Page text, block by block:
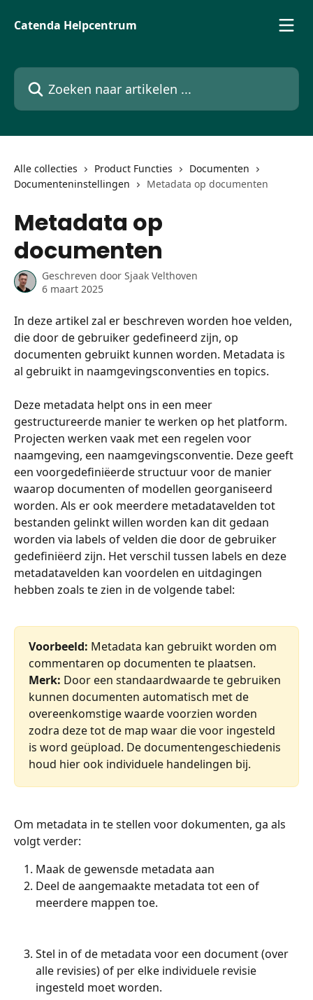
Catenda Helpcentrum
Zoeken naar artikelen ...
Alle collecties Product Functies
Documenten
Documenteninstellingen
Metadata op documenten
Metadata op
documenten
Geschreven door Sjaak Velthoven
6 maart 2025
In deze artikel zal er beschreven worden hoe velden,
die door de gebruiker gedefineerd zijn, op
documenten gebruikt kunnen worden. Metadata is
al gebruikt in naamgevingsconventies en topics.
Deze metadata helpt ons in een meer
gestructureerde manier te werken op het platform.
Projecten werken vaak met een regelen voor
naamgeving, een naamgevingsconventie. Deze geeft
een voorgedefiniëerde structuur voor de manier
waarop documenten of modellen georganiseerd
worden. Als er ook meerdere metadatavelden tot
bestanden gelinkt willen worden kan dit gedaan
worden via labels of velden die door de gebruiker
gedefiniëerd zijn. Het verschil tussen labels en deze
metadatavelden kan voordelen en uitdagingen
hebben zoals te zien in de volgende tabel:
Voorbeeld: Metadata kan gebruikt worden om
commentaren op documenten te plaatsen.
Merk: Door een standaardwaarde te gebruiken
kunnen documenten automatisch met de
overeenkomstige waarde voorzien worden
zodra deze tot de map waar die voor ingesteld
is word geüpload. De documentengeschiedenis
houd hier ook individuele handelingen bij.
Om metadata in te stellen voor dokumenten, ga als
volgt verder:
Maak de gewensde metadata aan
Deel de aangemaakte metadata tot een of
meerdere mappen toe.
Stel in of de metadata voor een document (over
alle revisies) of per elke individuele revisie
ingesteld moet worden.